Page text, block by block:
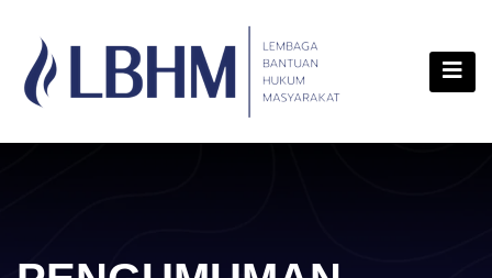
content